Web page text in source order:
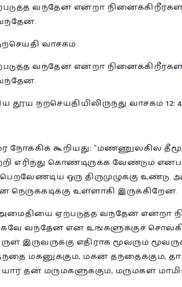
வந்தேன் என்றா
வாசகம்
வந்தேன் என்றா
தூய நற்செய்தியிலிருந்து வாசகம் 12:
நோக்கிக் கூறியது: “மண்ணுலகில்
எரிந்து கொண்டிருக்க வேண்டும்
ஒரு திருமுழுக்கு உண்டு.
நெருக்கடிக்கு உள்ளாகி இருக்கிறேன்.
ஏற்படுத்த வந்தேன் என்றா
வந்தேன் என உங்களுக்குச்
இருவருக்கு எதிராக மூவரும்
தந்தை மகனுக்கும், மகன் தந்தைக்கும்,
தன் மருமகளுக்கும், மருமகள்